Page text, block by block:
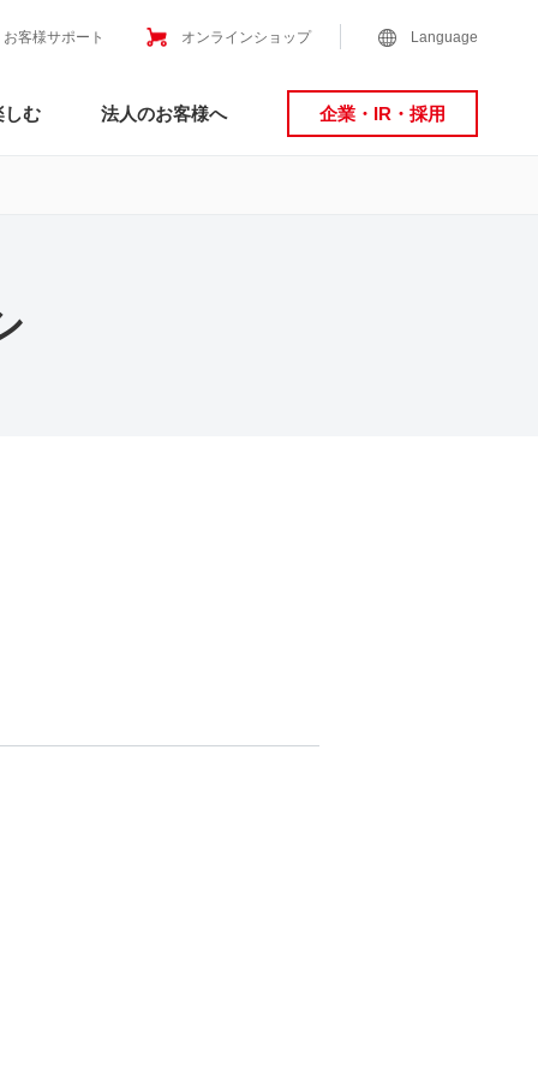
お客様サポート オンラインショップ Language
しむ 法人のお客様へ 企業・IR・採用